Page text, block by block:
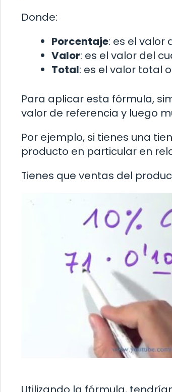
Donde:
Porcentaje: es el valor
Valor: es el valor del
Total: es el valor total
Para aplicar esta fórmula,
valor de referencia y luego
Por ejemplo, si tienes una
producto en particular en
Tienes que ventas del